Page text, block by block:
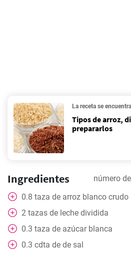
La receta se
Tipos de arroz,
prepararlos
Ingredientes número
0.8 taza de arroz blanco crudo
2 tazas de leche dividida
0.3 taza de azúcar blanca
0.3 cdta de de sal